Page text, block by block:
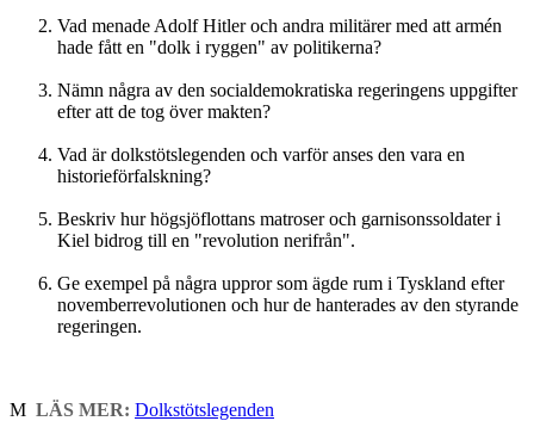
Vad menade Adolf Hitler och andra militärer med att armén
hade fått en "dolk i ryggen" av politikerna?
Nämn några av den socialdemokratiska regeringens uppgifter
efter att de tog över makten?
Vad är dolkstötslegenden och varför anses den vara en
historieförfalskning?
Beskriv hur högsjöflottans matroser och garnisonssoldater i
Kiel bidrog till en "revolution nerifrån".
Ge exempel på några uppror som ägde rum i Tyskland efter
novemberrevolutionen och hur de hanterades av den styrande
regeringen.
M LÄS MER: Dolkstötslegenden